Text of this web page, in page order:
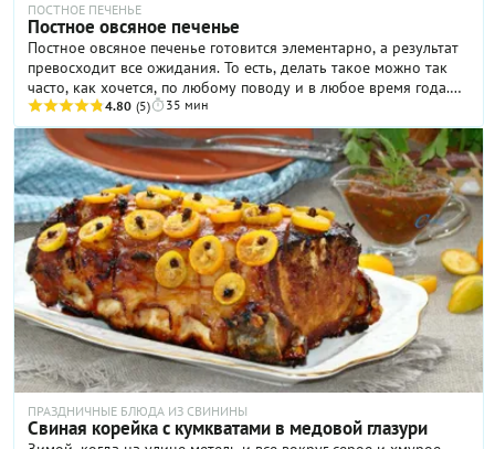
ПОСТНОЕ ПЕЧЕНЬЕ
Постное овсяное печенье
Постное овсяное печенье готовится элементарно, а результат
превосходит все ожидания. То есть, делать такое можно так
часто, как хочется, по любому поводу и в любое время года.
Тем более, что все его ингредиенты — овсяные хлопья,
сухофрукты, орехи и банан — необыкновенно полезные! Да и
сахара в составе совсем немного: всего одна столовая ложка
на довольно приличное количество теста. Многие
сомневаются, будет ли постное овсяное печенье без яиц и
даже без пшеничной муки, содержащей клейковину, держать
форму. Спешим успокоить: будет: с этой «работой» отлично
справляется банан, который содержит большое количество
крахмала.
4.80 (5) 35 мин
ПРАЗДНИЧНЫЕ БЛЮДА ИЗ СВИНИНЫ
Свиная корейка с кумкватами в медовой глазури